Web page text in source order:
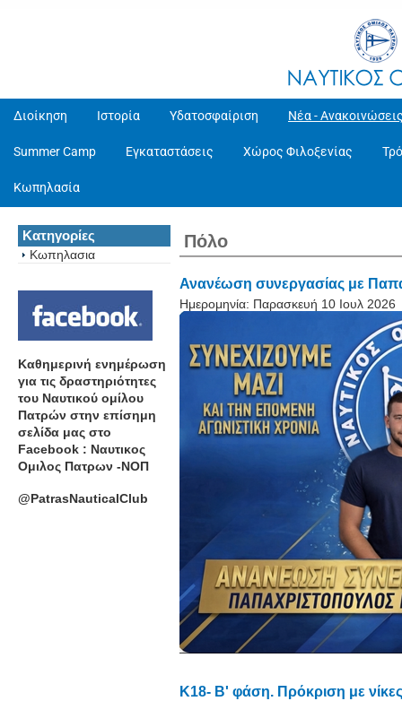
Διοίκηση Ιστορία Υδατοσφαίριση Νέα -
Summer Camp Εγκαταστάσεις Χώρος Φιλοξενίας
Κωπηλασία
Κατηγορίες
Κωπηλασια
Καθημερινή ενημέρωση
για τις δραστηριότητες
του Ναυτικού ομίλου
Πατρών στην επίσημη
σελίδα μας στο
Facebook : Ναυτικος
Ομιλος Πατρων -ΝΟΠ
@PatrasNauticalClub
Πόλο
Ανανέωση συνεργασίας με
Ημερομηνία: Παρασκευή 10 Ιουλ 2026
K18- B' φάση. Πρόκριση με